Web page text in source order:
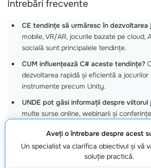
Întrebări frecvente
CE tendințe să urmăresc în dezvoltarea
mobile, VR/AR, jocurile bazate pe cloud,
socială sunt principalele tendințe.
CUM influențează C# aceste tendințe?
dezvoltarea rapidă și eficientă a jocurilor
instrumente precum Unity.
UNDE pot găsi informații despre viitorul
multe surse online, webinarii și
CÂT va afecta tehnologia VR/AR
estimează o creștere semnificativă a
acestor tehnologii în jocuri.
Aveţi o întrebare despre acest
Un specialist va clarifica obiectivul şi vă
soluţie practică.